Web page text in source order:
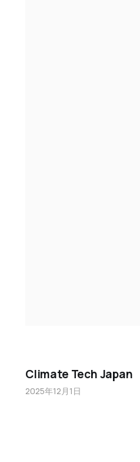
Climate Tech Japan
2025年12月1日